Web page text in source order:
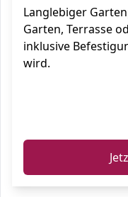
Langlebiger
Garten, Terrasse
inklusive
wird.